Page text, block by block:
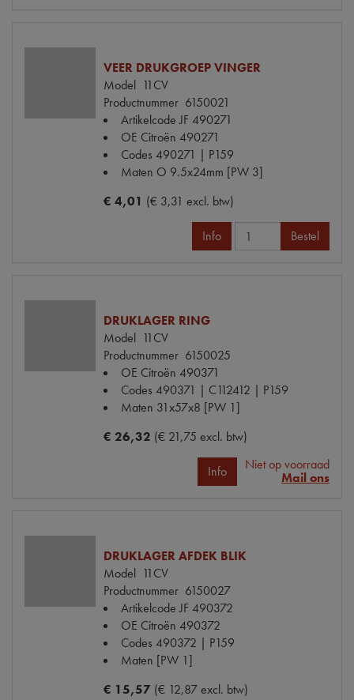
VEER DRUKGROEP VINGER
Model 11CV
Productnummer 6150021
Artikelcode JF490271
OE Citroën 490271
Codes 490271 | P159
Maten O 9.5x24mm [PW 3]
€ 4,01 (€ 3,31 excl. btw)
Info Bestel
DRUKLAGER RING
Model 11CV
Productnummer 6150025
OE Citroën 490371
Codes 490371 | C112412 | P159
Maten 31x57x8 [PW 1]
€ 26,32 (€ 21,75 excl. btw)
Info
Niet op voorraad
Mail ons
DRUKLAGER AFDEK BLIK
Model 11CV
Productnummer 6150027
Artikelcode JF490372
OE Citroën 490372
Codes 490372 | P159
Maten [PW 1]
€ 15,57 (€ 12,87 excl. btw)